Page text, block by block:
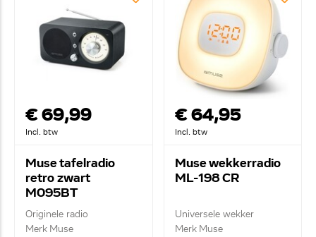
€ 69,99
Incl. btw
Muse tafelradio
retro zwart
M095BT
Originele radio
Merk Muse
€ 64,95
Incl. btw
Muse wekkerradio
ML-198 CR
Universele wekker
Merk Muse